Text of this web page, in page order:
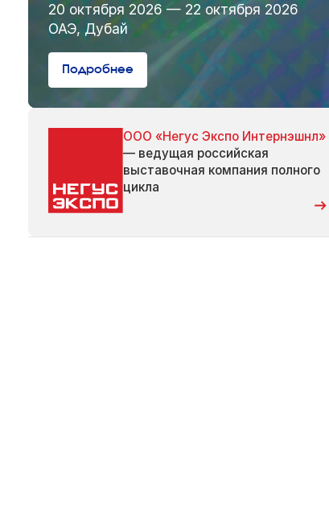
20 октября 2026 — 22 октября 2026
ОАЭ, Дубай
Подробнее
ООО «Негус Экспо Интернэшнл»
— ведущая российская
выставочная компания полного
цикла